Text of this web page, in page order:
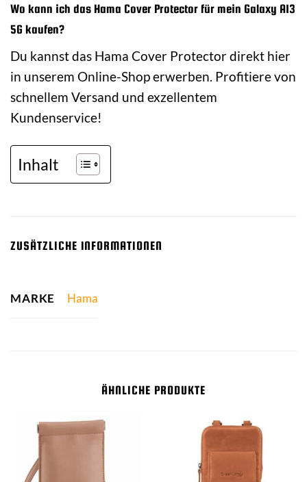
Wo kann ich das Hama Cover Protector für mein Galaxy A13
5G kaufen?
Du kannst das Hama Cover Protector direkt hier
in unserem Online-Shop erwerben. Profitiere von
schnellem Versand und exzellentem
Kundenservice!
Inhalt
ZUSÄTZLICHE INFORMATIONEN
MARKE Hama
ÄHNLICHE PRODUKTE